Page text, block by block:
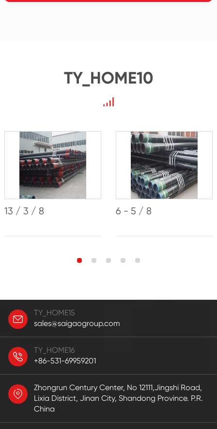
TY_HOME10
13 / 3 / 8 6 - 5 / 8
TY_HOME15
sales@saigaogroup.com
TY_HOME16
+86-531-69959201
Zhongrun Century Center, No 12111,Jingshi Road,
Lixia District, Jinan City, Shandong Province. P.R.
China